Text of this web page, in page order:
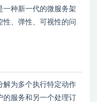
一种新一代的微服务架
、弹性、可视性的问
解为多个执行特定动作
的服务和另一个处理订